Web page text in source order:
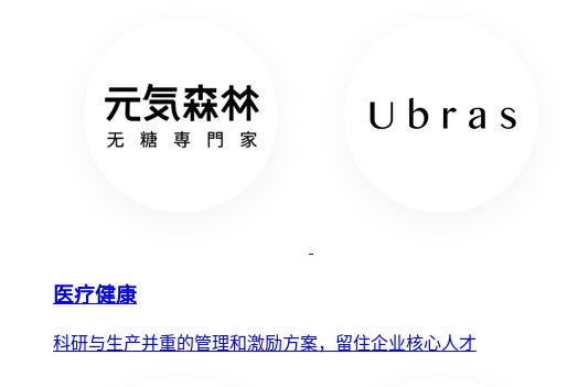
医疗健康
科研与生产并重的管理和激励方案，留住企业核心人才